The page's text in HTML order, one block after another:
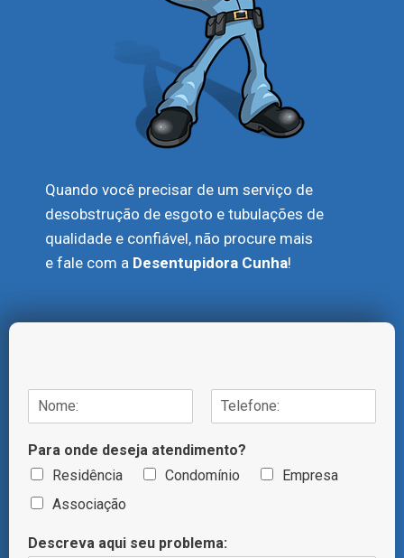
Quando você precisar de um serviço de
desobstrução de esgoto e tubulações de
qualidade e confiável, não procure mais
e fale com a Desentupidora Cunha!
e
/
e
e
o
m
e
b
r
e
Para onde deseja atendimento?
Residência
Condomínio
Empresa
Associação
Descreva aqui seu problema: